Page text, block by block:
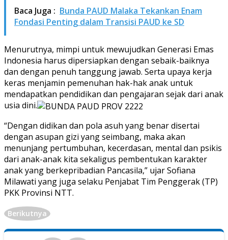
Baca Juga : Bunda PAUD Malaka Tekankan Enam
Fondasi Penting dalam Transisi PAUD ke SD
Menurutnya, mimpi untuk mewujudkan Generasi Emas
Indonesia harus dipersiapkan dengan sebaik-baiknya
dan dengan penuh tanggung jawab. Serta upaya kerja
keras menjamin pemenuhan hak-hak anak untuk
mendapatkan pendidikan dan pengajaran sejak dari anak
usia dini.
“Dengan didikan dan pola asuh yang benar disertai
dengan asupan gizi yang seimbang, maka akan
menunjang pertumbuhan, kecerdasan, mental dan psikis
dari anak-anak kita sekaligus pembentukan karakter
anak yang berkepribadian Pancasila,” ujar Sofiana
Milawati yang juga selaku Penjabat Tim Penggerak (TP)
PKK Provinsi NTT.
Berikutnya